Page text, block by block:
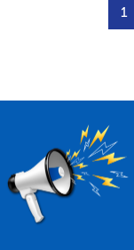
1